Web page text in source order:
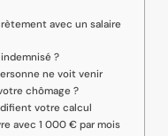
avec un salaire
?
ne voit venir
chômage ?
votre calcul
avec 1 000 € par mois